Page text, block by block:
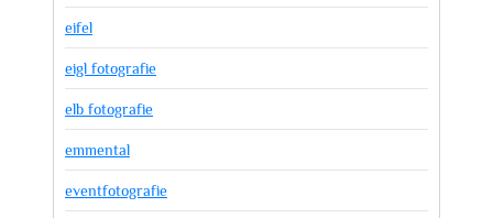
eifel
eigl fotografie
elb fotografie
emmental
eventfotografie